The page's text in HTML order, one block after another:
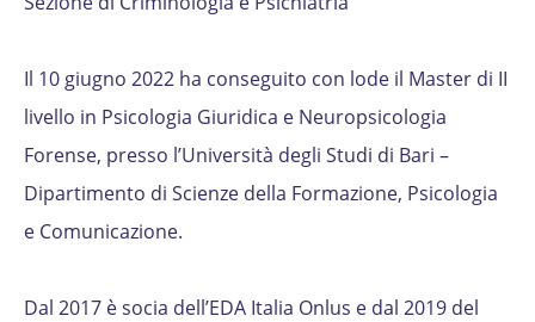
Il 10 giugno 2022 ha conseguito con lode il Master di II
livello in Psicologia Giuridica e Neuropsicologia
Forense, presso l’Università degli Studi di Bari –
Dipartimento di Scienze della Formazione, Psicologia
e Comunicazione.
Dal 2017 è socia dell’EDA Italia Onlus e dal 2019 del